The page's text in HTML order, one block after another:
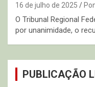
16 de julho de 2025
O Tribunal Regional
por unanimidade, o
PUBLICAÇÃO